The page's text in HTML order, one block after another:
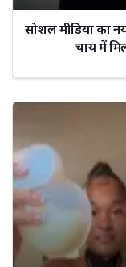
सोशल मीडिया का
चाय में